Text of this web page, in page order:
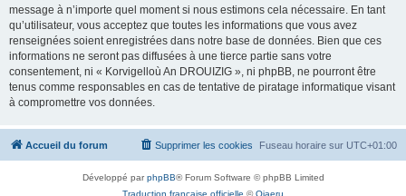
message à n’importe quel moment si nous estimons cela nécessaire. En tant
qu’utilisateur, vous acceptez que toutes les informations que vous avez
renseignées soient enregistrées dans notre base de données. Bien que ces
informations ne seront pas diffusées à une tierce partie sans votre
consentement, ni « Korvigelloù An DROUIZIG », ni phpBB, ne pourront être
tenus comme responsables en cas de tentative de piratage informatique visant
à compromettre vos données.
Accueil du forum Fuseau horaire sur UTC+01:00
Supprimer les cookies
Développé parphpBB® Forum Software © phpBB Limited
Traduction française officielle ©Qiaeru